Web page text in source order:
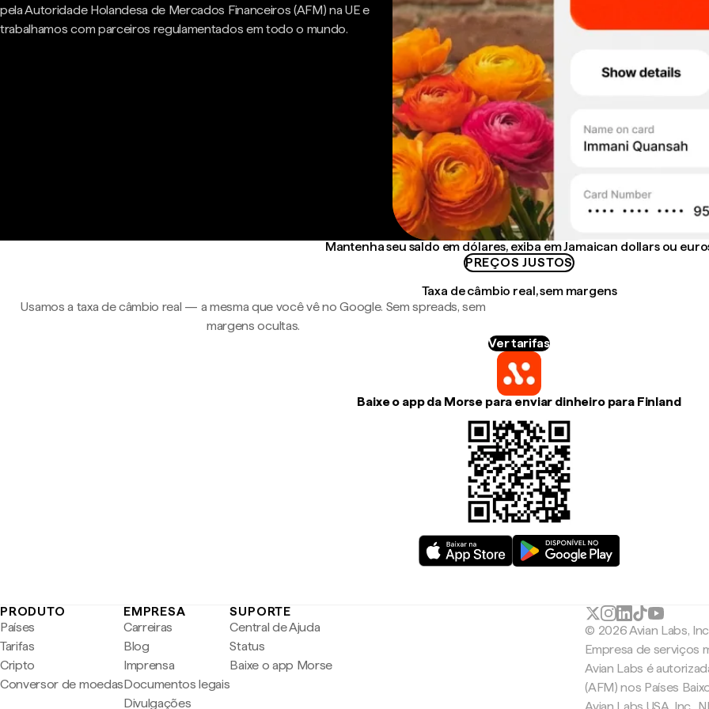
pela Autoridade Holandesa de Mercados Financeiros (AFM) na UE e
trabalhamos com parceiros regulamentados em todo o mundo.
Mantenha seu saldo em dólares, exiba em Jamaican dollars ou
PREÇOS JUSTOS
Taxa de câmbio real, sem margens
Usamos a taxa de câmbio real — a mesma que você vê no Google. Sem spreads, sem
margens ocultas.
Ver tarifas
Baixe o app da Morse para enviar dinheiro para Finland
PRODUTO
Países
Tarifas
Cripto
Conversor de moedas
EMPRESA
Carreiras
Blog
Imprensa
Documentos legais
Divulgações
SUPORTE
Central de Ajuda
Status
Baixe o app Morse
© 2026 Avian Labs, Inc
Empresa de serviços
Avian Labs é
(AFM) nos Países